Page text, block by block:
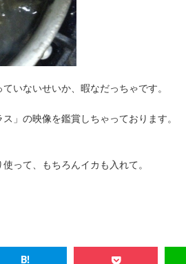
いないせいか、暇なだっちゃです。
」の映像を鑑賞しちゃっております。
って、もちろんイカも入れて。